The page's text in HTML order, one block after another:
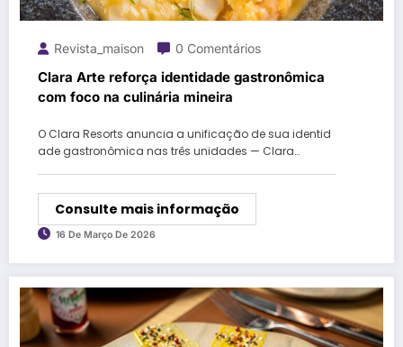
Revista_maison 0 Comentários
Clara Arte reforça identidade gastronômica
com foco na culinária mineira
O Clara Resorts anuncia a unificação de sua identid
ade gastronômica nas três unidades — Clara…
Consulte mais informação
16 De Março De 2026